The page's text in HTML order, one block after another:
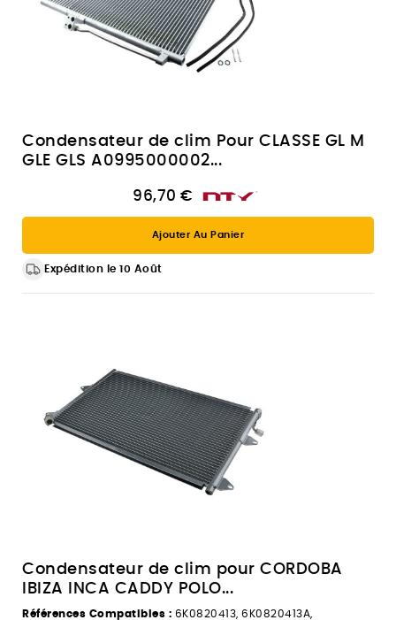
Condensateur de clim Pour CLASSE GL M
GLE GLS A0995000002...
96,70 €
Ajouter Au Panier
Expédition le 10 Août
Condensateur de clim pour CORDOBA
IBIZA INCA CADDY POLO...
Références Compatibles : 6K0820413, 6K0820413A,